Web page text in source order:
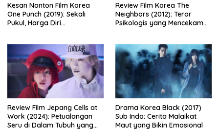
Kesan Nonton Film Korea
One Punch (2019): Sekali
Pukul, Harga Diri
Review Film Korea The
Neighbors (2012): Teror
Psikologis yang Mencekam
Review Film Jepang Cells at
Work (2024): Petualangan
Seru di Dalam Tubuh yang
Drama Korea Black (2017)
Sub Indo: Cerita Malaikat
Maut yang Bikin Emosional